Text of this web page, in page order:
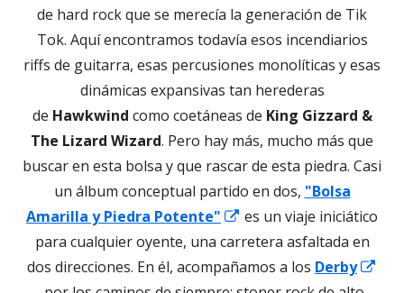
ventana
nueva
en
una
ventana
nueva
de hard rock que se merecía la generación de Tik
Tok. Aquí encontramos todavía esos incendiarios
riffs de guitarra, esas percusiones monolíticas y esas
dinámicas expansivas tan herederas
de Hawkwind como coetáneas de King Gizzard &
The Lizard Wizard. Pero hay más, mucho más que
buscar en esta bolsa y que rascar de esta piedra. Casi
un álbum conceptual partido en dos, "Bolsa
Amarilla y Piedra Potente"
Abrir
en
una
es un viaje iniciático
para cualquier oyente, una carretera asfaltada en
dos direcciones. En él, acompañamos a los Derby